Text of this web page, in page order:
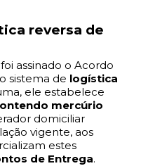
reversa de
assinado o Acordo
sistema de logística
ele estabelece
mercúrio
domiciliar
vigente, aos
estes
de Entrega.